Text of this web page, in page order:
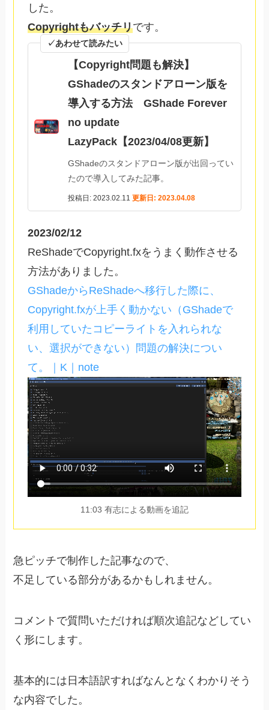
した。
Copyrightもバッチリです。
✓あわせて読みたい
【Copyright問題も解決】
GShadeのスタンドアローン版を
導入する方法 GShade Forever
no update
LazyPack【2023/04/08更新】
GShadeのスタンドアローン版が出回ってい
たので導入してみた記事。
投稿日: 2023.02.11 更新日: 2023.04.08
2023/02/12
ReShadeでCopyright.fxをうまく動作させる
方法がありました。
GShadeからReShadeへ移行した際に、
Copyright.fxが上手く動かない（GShadeで
利用していたコピーライトを入れられな
い、選択ができない）問題の解決につい
て。｜K｜note
11:03 有志による動画を追記
急ピッチで制作した記事なので、
不足している部分があるかもしれません。
コメントで質問いただければ順次追記などしてい
く形にします。
基本的には日本語訳すればなんとなくわかりそう
な内容でした。